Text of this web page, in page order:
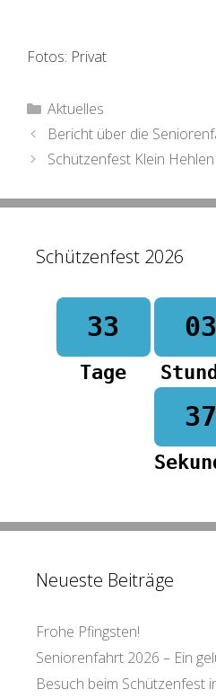
Fotos: Privat
Kategorien
Aktuelles
Beitrags-
Navigation
Bericht über die
Schützenfest Klein
Schützenfest 2026
33
Tage
03
37
Neueste Beiträge
Frohe Pfingsten!
Seniorenfahrt 2026 – Ein
Besuch beim Schützenfest